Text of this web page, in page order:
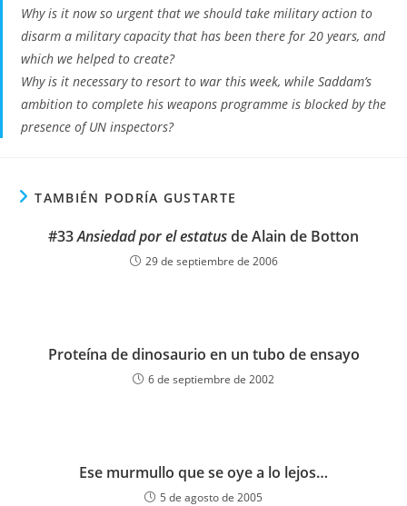
Why is it now so urgent that we should take military action to
disarm a military capacity that has been there for 20 years, and
which we helped to create?
Why is it necessary to resort to war this week, while Saddam’s
ambition to complete his weapons programme is blocked by the
presence of UN inspectors?
TAMBIÉN PODRÍA GUSTARTE
#33Ansiedad por el estatusde Alain de Botton
29 de septiembre de 2006
Proteína de dinosaurio en un tubo de ensayo
6 de septiembre de 2002
Ese murmullo que se oye a lo lejos…
5 de agosto de 2005